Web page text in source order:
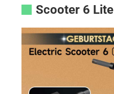
Scooter 6 Lite